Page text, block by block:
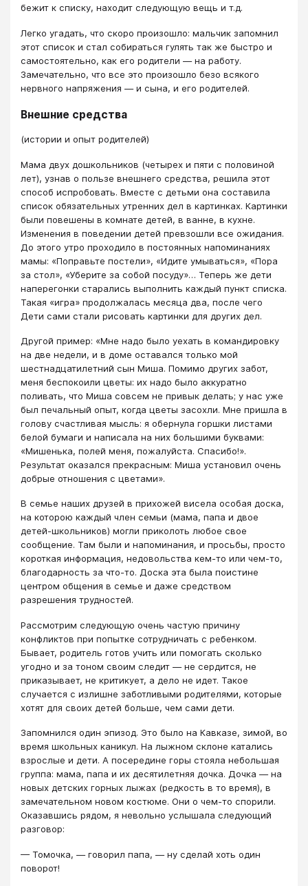
бежит к списку, находит следующую вещь и т.д.
Легко угадать, что скоро произошло: мальчик запомнил
этот список и стал собираться гулять так же быстро и
самостоятельно, как его родители — на работу.
Замечательно, что все это произошло безо всякого
нервного напряжения — и сына, и его родителей.
Внешние средства
(истории и опыт родителей)
Мама двух дошкольников (четырех и пяти с половиной
лет), узнав о пользе внешнего средства, решила этот
способ испробовать. Вместе с детьми она составила
список обязательных утренних дел в картинках. Картинки
были повешены в комнате детей, в ванне, в кухне.
Изменения в поведении детей превзошли все ожидания.
До этого утро проходило в постоянных напоминаниях
мамы: «Поправьте постели», «Идите умываться», «Пора
за стол», «Уберите за собой посуду»… Теперь же дети
наперегонки старались выполнить каждый пункт списка.
Такая «игра» продолжалась месяца два, после чего
Дети сами стали рисовать картинки для других дел.
Другой пример: «Мне надо было уехать в командировку
на две недели, и в доме оставался только мой
шестнадцатилетний сын Миша. Помимо других забот,
меня беспокоили цветы: их надо было аккуратно
поливать, что Миша совсем не привык делать; у нас уже
был печальный опыт, когда цветы засохли. Мне пришла в
голову счастливая мысль: я обернула горшки листами
белой бумаги и написала на них большими буквами:
«Мишенька, полей меня, пожалуйста. Спасибо!».
Результат оказался прекрасным: Миша установил очень
добрые отношения с цветами».
В семье наших друзей в прихожей висела особая доска,
на которою каждый член семьи (мама, папа и двое
детей-школьников) могли приколоть любое свое
сообщение. Там были и напоминания, и просьбы, просто
короткая информация, недовольства кем-то или чем-то,
благодарность за что-то. Доска эта была поистине
центром общения в семье и даже средством
разрешения трудностей.
Рассмотрим следующую очень частую причину
конфликтов при попытке сотрудничать с ребенком.
Бывает, родитель готов учить или помогать сколько
угодно и за тоном своим следит — не сердится, не
приказывает, не критикует, а дело не идет. Такое
случается с излишне заботливыми родителями, которые
хотят для своих детей больше, чем сами дети.
Запомнился один эпизод. Это было на Кавказе, зимой, во
время школьных каникул. На лыжном склоне катались
взрослые и дети. А посередине горы стояла небольшая
группа: мама, папа и их десятилетняя дочка. Дочка — на
новых детских горных лыжах (редкость в то время), в
замечательном новом костюме. Они о чем-то спорили.
Оказавшись рядом, я невольно услышала следующий
разговор:
— Томочка, — говорил папа, — ну сделай хоть один
поворот!